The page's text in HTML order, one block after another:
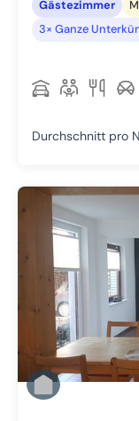
Gästezimmer
3× Ganze
Durchschnitt pro